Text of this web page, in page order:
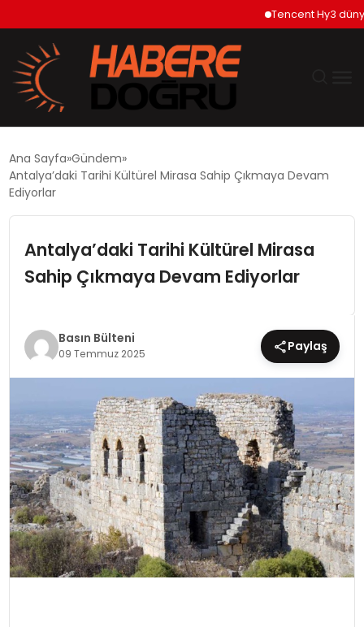
Tencent Hy3 dünya
EKONOMİ
DÜNYA
SPOR
MAGAZİN
SAĞLIK
YAŞAM
Ana Sayfa Gündem
Antalya’daki Tarihi Kültürel Mirasa Sahip Çıkmaya Devam
Ediyorlar
Antalya’daki Tarihi Kültürel Mirasa
Sahip Çıkmaya Devam Ediyorlar
Basın Bülteni
09 Temmuz 2025 Paylaş